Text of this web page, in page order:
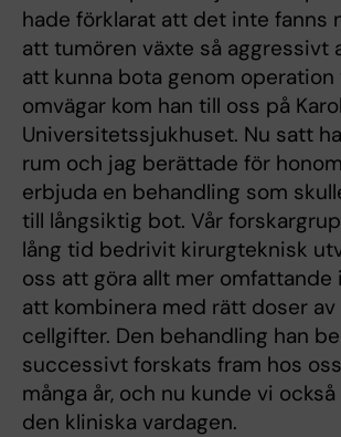
hade förklarat att det inte fanns
att tumören växte så aggressivt
att kunna bota genom operation
omvägar kom han till oss på
Universitetssjukhuset. Nu satt
rum och jag berättade för
erbjuda en behandling som
till långsiktig bot. Vår
lång tid bedrivit kirurgteknisk
oss att göra allt mer omfattande
att kombinera med rätt doser
cellgifter. Den behandling han
successivt forskats fram hos
många år, och nu kunde vi
den kliniska vardagen.